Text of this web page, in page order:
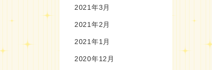
2021年3月
2021年2月
2021年1月
2020年12月